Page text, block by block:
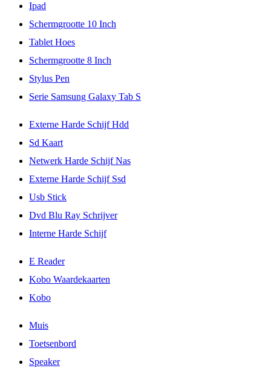
Ipad
Schermgrootte 10 Inch
Tablet Hoes
Schermgrootte 8 Inch
Stylus Pen
Serie Samsung Galaxy Tab S
Externe Harde Schijf Hdd
Sd Kaart
Netwerk Harde Schijf Nas
Externe Harde Schijf Ssd
Usb Stick
Dvd Blu Ray Schrijver
Interne Harde Schijf
E Reader
Kobo Waardekaarten
Kobo
Muis
Toetsenbord
Speaker